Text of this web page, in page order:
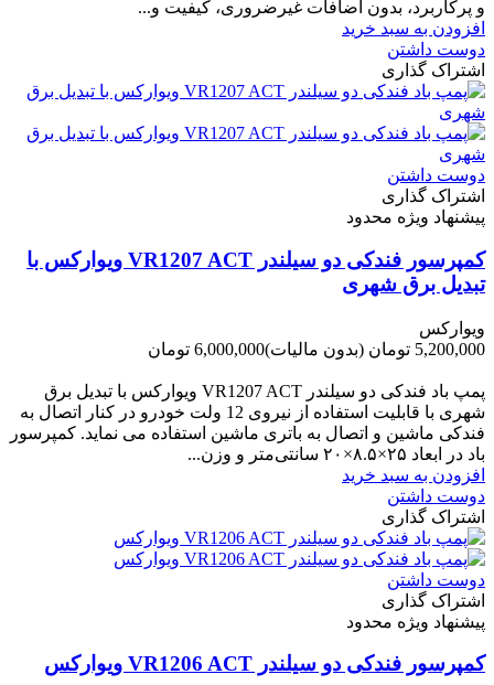
و پرکاربرد، بدون اضافات غیرضروری، کیفیت و...
افزودن به سبد خرید
دوست داشتن
اشتراک گذاری
دوست داشتن
اشتراک گذاری
پیشنهاد ویژه محدود
کمپرسور فندکی دو سیلندر VR1207 ACT ویوارکس با
تبدیل برق شهری
ویوارکس
5,200,000 تومان
(بدون مالیات)6,000,000 تومان
پمپ باد فندکی دو سیلندر VR1207 ACT ویوارکس با تبدیل برق
شهری با قابلیت استفاده از نیروی 12 ولت خودرو در کنار اتصال به
فندکی ماشین و اتصال به باتری ماشین استفاده می نماید. کمپرسور
باد در ابعاد ۲۵×۸.۵×۲۰ سانتی‌متر و وزن...
افزودن به سبد خرید
دوست داشتن
اشتراک گذاری
دوست داشتن
اشتراک گذاری
پیشنهاد ویژه محدود
کمپرسور فندکی دو سیلندر VR1206 ACT ویوارکس